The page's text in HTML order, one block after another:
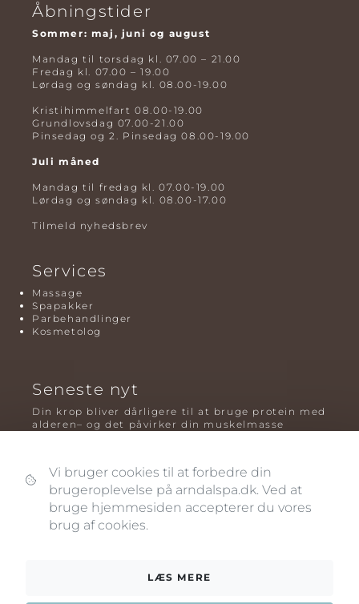
Åbningstider
Sommer: maj, juni og august
Mandag til torsdag kl. 07.00 – 21.00
Fredag kl. 07.00 – 19.00
Lørdag og søndag kl. 08.00-19.00
Kristihimmelfart 08.00-19.00
Grundlovsdag 07.00-21.00
Pinsedag og 2. Pinsedag 08.00-19.00
Juli måned
Mandag til fredag kl. 07.00-19.00
Lørdag og søndag kl. 08.00-17.00
Tilmeld nyhedsbrev
Services
Massage
Spapakker
Parbehandlinger
Kosmetolog
Seneste nyt
Din krop bliver dårligere til at bruge protein med
alderen– og det påvirker din muskelmasse
Plyometrisk træning: hvorfor hop kan være noget
af det mest oversete for knogler og power – før
og efter overgangsalderen
Vi bruger cookies til at forbedre din
brugeroplevelse på arndalspa.dk. Ved at
bruge hjemmesiden accepterer du vores
brug af cookies.
LÆS MERE